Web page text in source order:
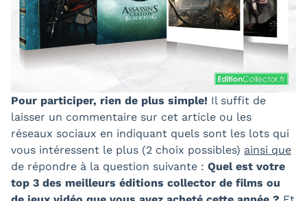
Pour participer, rien de plus simple! Il suffit de
laisser un commentaire sur cet article ou les
réseaux sociaux en indiquant quels sont les lots qui
vous intéressent le plus (2 choix possibles) ainsi que
de répondre à la question suivante : Quel est votre
top 3 des meilleurs éditions collector de films ou